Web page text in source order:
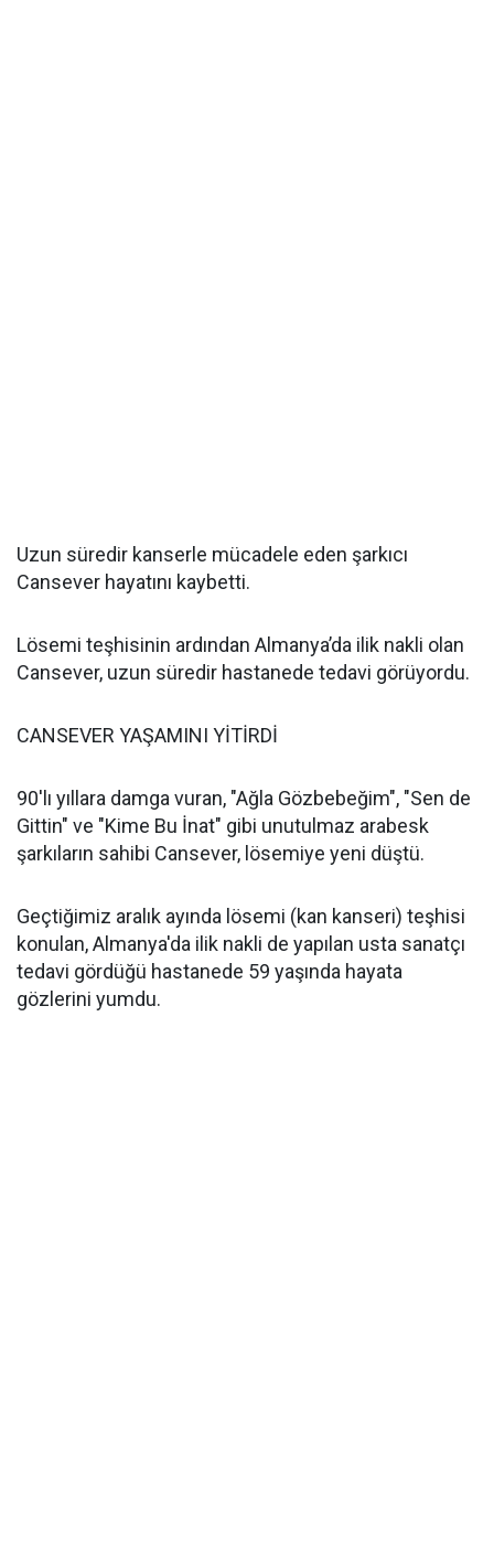
Uzun süredir kanserle mücadele eden şarkıcı
Cansever hayatını kaybetti.
Lösemi teşhisinin ardından Almanya’da ilik nakli olan
Cansever, uzun süredir hastanede tedavi görüyordu.
CANSEVER YAŞAMINI YİTİRDİ
90'lı yıllara damga vuran, "Ağla Gözbebeğim", "Sen de
Gittin" ve "Kime Bu İnat" gibi unutulmaz arabesk
şarkıların sahibi Cansever, lösemiye yeni düştü.
Geçtiğimiz aralık ayında lösemi (kan kanseri) teşhisi
konulan, Almanya'da ilik nakli de yapılan usta sanatçı
tedavi gördüğü hastanede 59 yaşında hayata
gözlerini yumdu.